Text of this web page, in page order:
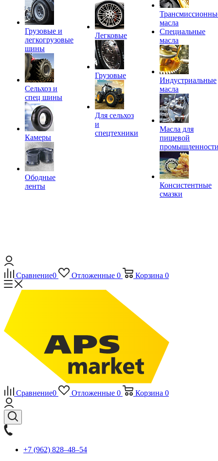
Грузовые и
легкогрузовые
шины
Сельхоз и
спец шины
Камеры
Ободные
ленты
Легковые
Грузовые
Для сельхоз
и
спецтехники
масла
Специальные
масла
Индустриальные
масла
Масла для
пищевой
Консистентные
смазки
Сравнение0 Отложенные 0 Корзина 0
Сравнение0 Отложенные 0 Корзина 0
+7 (962) 828‒48‒54